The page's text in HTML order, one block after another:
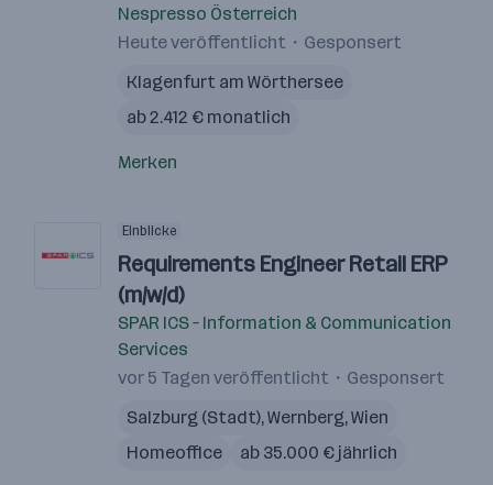
Nespresso Österreich
Heute veröffentlicht
Gesponsert
Klagenfurt am Wörthersee
ab 2.412 € monatlich
Merken
Einblicke
Requirements Engineer Retail ERP
(m/w/d)
SPAR ICS – Information & Communication
Services
vor 5 Tagen veröffentlicht
Gesponsert
Salzburg (Stadt),Wernberg,Wien
Homeoffice
ab 35.000 € jährlich